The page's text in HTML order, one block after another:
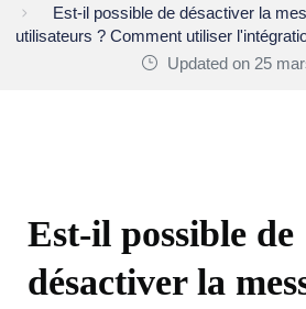
Est-il possible de désactiver la
utilisateurs ? Comment utiliser
Updated on 25
Est-il possible de
désactiver la